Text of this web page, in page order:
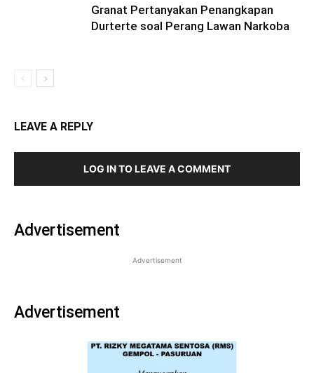
Granat Pertanyakan Penangkapan
Durterte soal Perang Lawan Narkoba
LEAVE A REPLY
LOG IN TO LEAVE A COMMENT
Advertisement
Advertisement
Advertisement